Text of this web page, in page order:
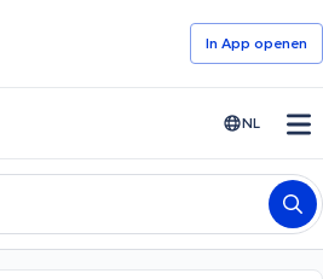
In App openen
NL